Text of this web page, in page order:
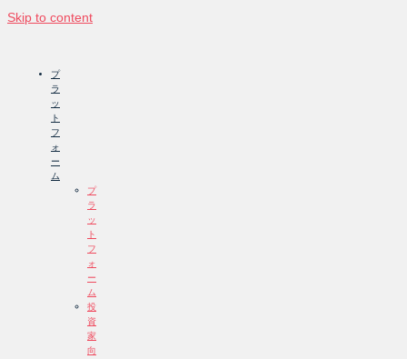
Skip to content
プ
ラ
ッ
ト
フ
ォ
ー
ム
プ
ラ
ッ
ト
フ
ォ
ー
ム
投
資
家
向